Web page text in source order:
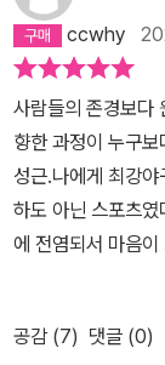
두시간넘게 기다렸
씨!아까 기다리라
오죽하면 ”삼촌 나
조카에게 너무 미
좌완이던 야생마던
이면 채널 돌립니
하신분이 왜 그런
다고는 하지만..
ccwhy
사람들의 존경보다
향한 과정이 누구
성근.나에게 최강
하도 아닌 스포츠
에 전염되서 마음
하고 고민하시는
이 책은 감독님의
공감 (7) 댓글 (0)